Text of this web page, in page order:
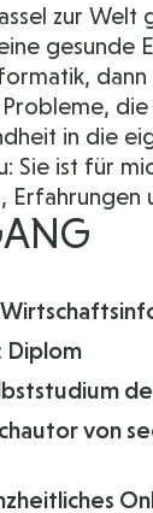
zur
gesunde
in die
Sie ist für
Diplom
von